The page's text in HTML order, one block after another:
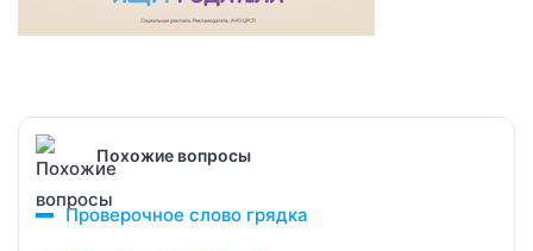
Похожие вопросы
Проверочное слово грядка